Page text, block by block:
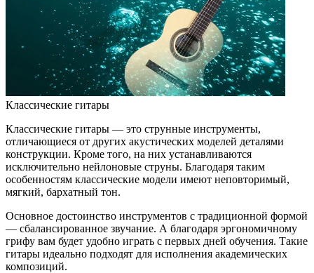
Классические гитары
Классические гитары — это струнные инструменты,
отличающиеся от других акустических моделей деталями
конструкции. Кроме того, на них устанавливаются
исключительно нейлоновые струны. Благодаря таким
особенностям классические модели имеют неповторимый,
мягкий, бархатный тон.
Основное достоинство инструментов с традиционной формой
— сбалансированное звучание. А благодаря эргономичному
грифу вам будет удобно играть с первых дней обучения. Такие
гитары идеально подходят для исполнения академических
композиций.